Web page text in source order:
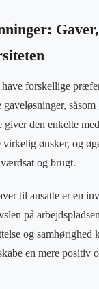
forskellige
den enkelte
ønsker, og
og brugt.
til ansatte er en
på
og samhørighed
en mere positiv